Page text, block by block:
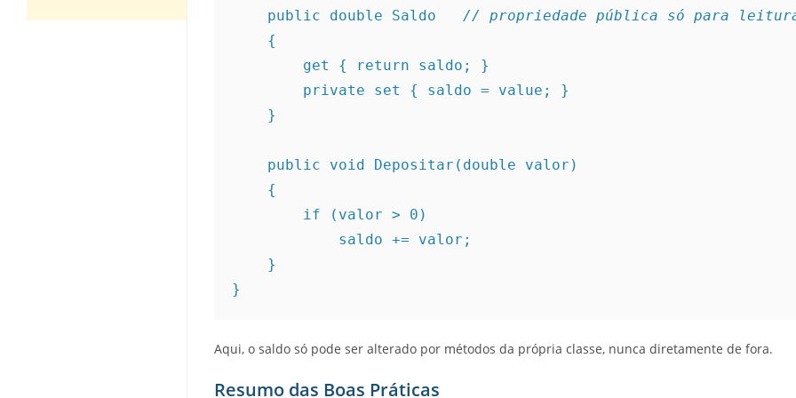
    public double Saldo
// propriedade pública só para
    {
        get { return saldo; }
        private set { saldo = value; }
    }
    public void Depositar(double valor)
    {
        if (valor > 0)
            saldo += valor;
    }
}
Aqui, o saldo só pode ser alterado por métodos da própria classe, nunca diretamente de fora.
Resumo das Boas Práticas